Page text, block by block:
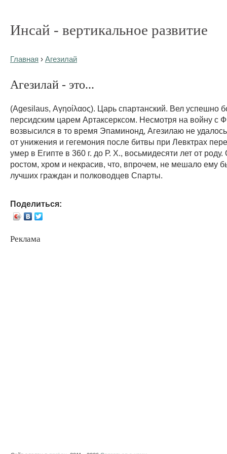
Инсай - вертикальное развитие
Главная › Агезилай
Агезилай - это...
(Agesilaus, Αγηοίλαος). Царь спартанский. Вел успешно
персидским царем Артаксерксом. Несмотря на войну с
возвысился в то время Эпаминонд, Агезилаю не
от унижения и гегемония после битвы при Левктрах
умер в Египте в 360 г. до Р. X., восьмидесяти лет от
ростом, хром и некрасив, что, впрочем, не мешало ему
лучших граждан и полководцев Спарты.
Поделиться:
Реклама